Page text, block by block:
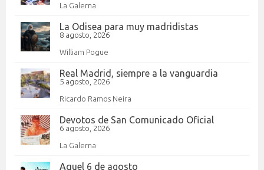
La Galerna
La Odisea para muy madridistas
8 agosto, 2026
William Pogue
Real Madrid, siempre a la vanguardia
5 agosto, 2026
Ricardo Ramos Neira
Devotos de San Comunicado Oficial
6 agosto, 2026
La Galerna
Aquel 6 de agosto